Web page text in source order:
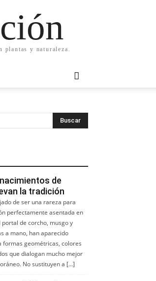
y naturaleza.
de
la tradición
de ser una rareza para
perfectamente asentada en
portal de corcho, musgo y
a mano, han aparecido
formas geométricas, colores
que dialogan mucho mejor
No sustituyen a […]